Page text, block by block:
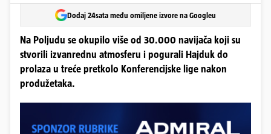
Dodaj 24sata među omiljene izvore na Googleu
Na Poljudu se okupilo više od 30.000 navijača koji su
stvorili izvanrednu atmosferu i pogurali Hajduk do
prolaza u treće pretkolo Konferencijske lige nakon
produžetaka.